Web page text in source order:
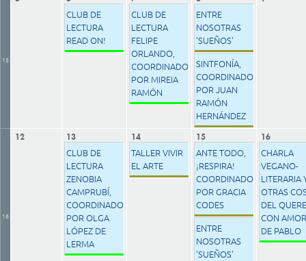
15
CLUB DE
LECTURA
READ ON!
CLUB DE
LECTURA
FELIPE
ORLANDO,
COORDINADO
POR MIREIA
RAMÓN
ENTRE
NOSOTRAS
'SUEÑOS'
SINTFONÍA,
COORDINADO
POR JUAN
RAMÓN
HERNÁNDEZ
16
12 13
CLUB DE
LECTURA
ZENOBIA
CAMPRUBÍ,
COORDINADO
POR OLGA
LÓPEZ DE
LERMA
14
TALLER VIVIR
EL ARTE
15
ANTE TODO,
¡RESPIRA!
COORDINADO
POR GRACIA
CODES
ENTRE
NOSOTRAS
'SUEÑOS'
16
CHARLA
VEGANO-
LITERARIA
OTRAS
DEL
CON AMOR
DE PABLO